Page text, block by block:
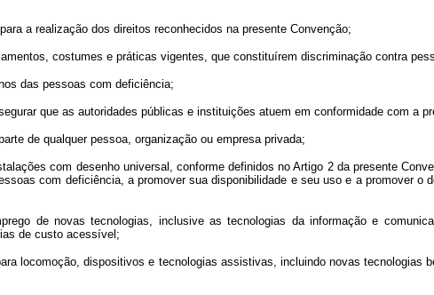
a realização dos direitos reconhecidos na presente Convenção;
costumes e práticas vigentes, que constituírem discriminação contra
das pessoas com deficiência;
que as autoridades públicas e instituições atuem em conformidade com a
de qualquer pessoa, organização ou empresa privada;
com desenho universal, conforme definidos no Artigo 2 da presente
com deficiência, a promover sua disponibilidade e seu uso e a promover o
de novas tecnologias, inclusive as tecnologias da informação e
de custo acessível;
locomoção, dispositivos e tecnologias assistivas, incluindo novas tecnologias